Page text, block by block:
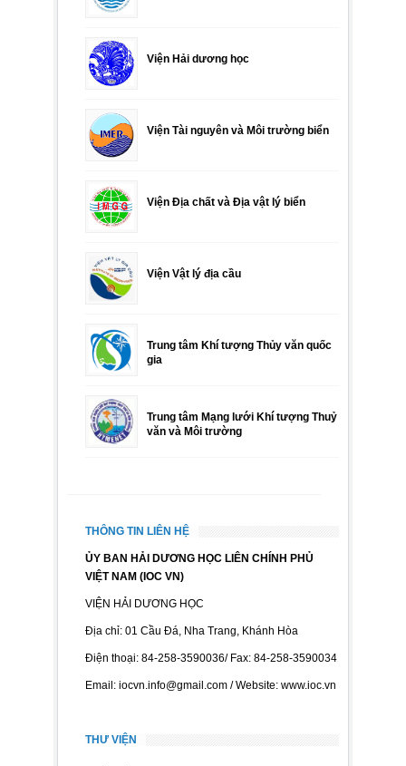
Viện Hải dương học
Viện Tài nguyên và Môi trường biển
Viện Địa chất và Địa vật lý biển
Viện Vật lý địa cầu
Trung tâm Khí tượng Thủy văn quốc
gia
Trung tâm Mạng lưới Khí tượng Thuỷ
văn và Môi trường
THÔNG TIN LIÊN HỆ
ỦY BAN HẢI DƯƠNG HỌC LIÊN CHÍNH PHỦ
VIỆT NAM (IOC VN)
VIỆN HẢI DƯƠNG HỌC
Địa chỉ: 01 Cầu Đá, Nha Trang, Khánh Hòa
Điện thoại: 84-258-3590036/ Fax: 84-258-3590034
Email: iocvn.info@gmail.com / Website: www.ioc.vn
THƯ VIỆN